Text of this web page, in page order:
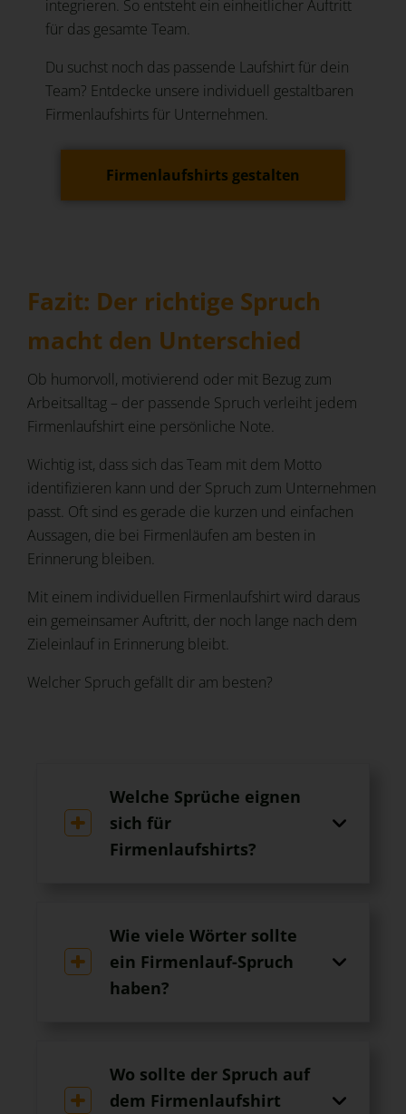
integrieren. So entsteht ein einheitlicher Auftritt
für das gesamte Team.
Du suchst noch das passende Laufshirt für dein
Team? Entdecke unsere individuell gestaltbaren
Firmenlaufshirts für Unternehmen.
Firmenlaufshirts gestalten
Fazit: Der richtige Spruch
macht den Unterschied
Ob humorvoll, motivierend oder mit Bezug zum
Arbeitsalltag – der passende Spruch verleiht jedem
Firmenlaufshirt eine persönliche Note.
Wichtig ist, dass sich das Team mit dem Motto
identifizieren kann und der Spruch zum Unternehmen
passt. Oft sind es gerade die kurzen und einfachen
Aussagen, die bei Firmenläufen am besten in
Erinnerung bleiben.
Mit einem individuellen Firmenlaufshirt wird daraus
ein gemeinsamer Auftritt, der noch lange nach dem
Zieleinlauf in Erinnerung bleibt.
Welcher Spruch gefällt dir am besten?
Welche Sprüche eignen
sich für
Firmenlaufshirts?
Wie viele Wörter sollte
ein Firmenlauf-Spruch
haben?
Wo sollte der Spruch auf
dem Firmenlaufshirt